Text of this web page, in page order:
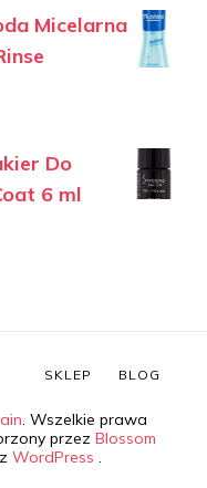
Micelarna
Do
6 ml
. Wszelkie prawa
przez Blossom
WordPress .
SKLEP BLOG